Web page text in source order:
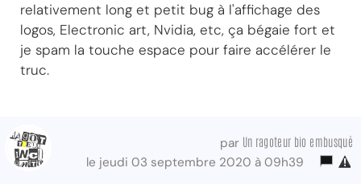
relativement long et petit bug à l'affichage des
logos, Electronic art, Nvidia, etc, ça bégaie fort et
je spam la touche espace pour faire accélérer le
truc.
par Un ragoteur bio embusqué
le jeudi 03 septembre 2020 à 09h39